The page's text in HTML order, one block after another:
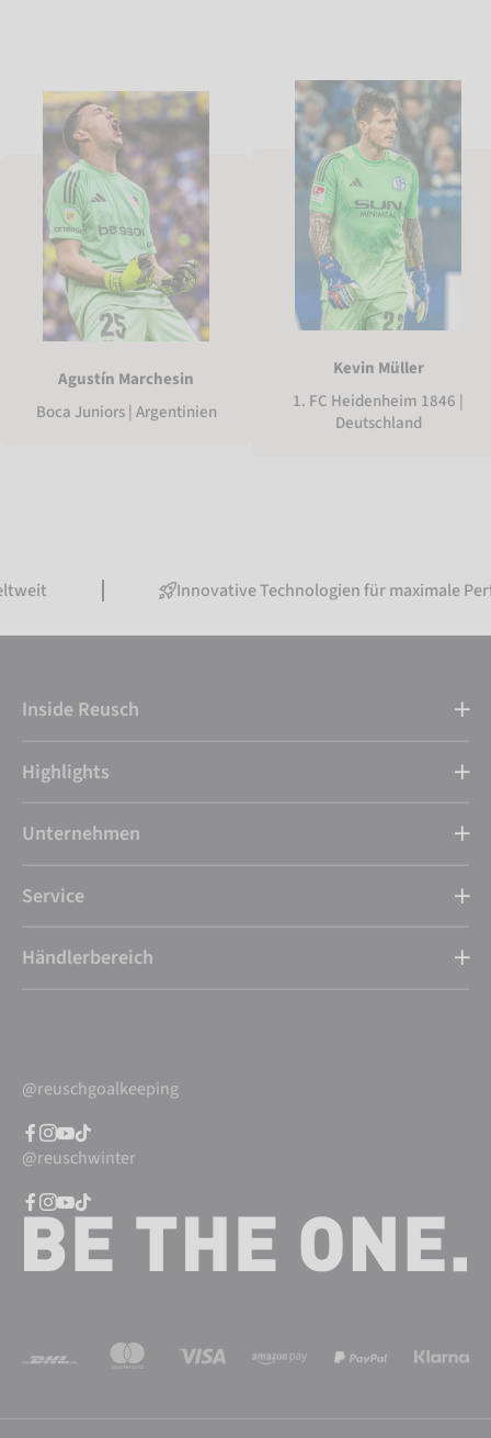
Agustín Marchesin
Boca Juniors | Argentinien
Kevin Müller
1. FC Heidenheim 1846 |
Deutschland
Innovative Technologien für maximale Performance
Inside Reusch
Highlights
Unternehmen
Service
Händlerbereich
@reuschgoalkeeping
@reuschwinter